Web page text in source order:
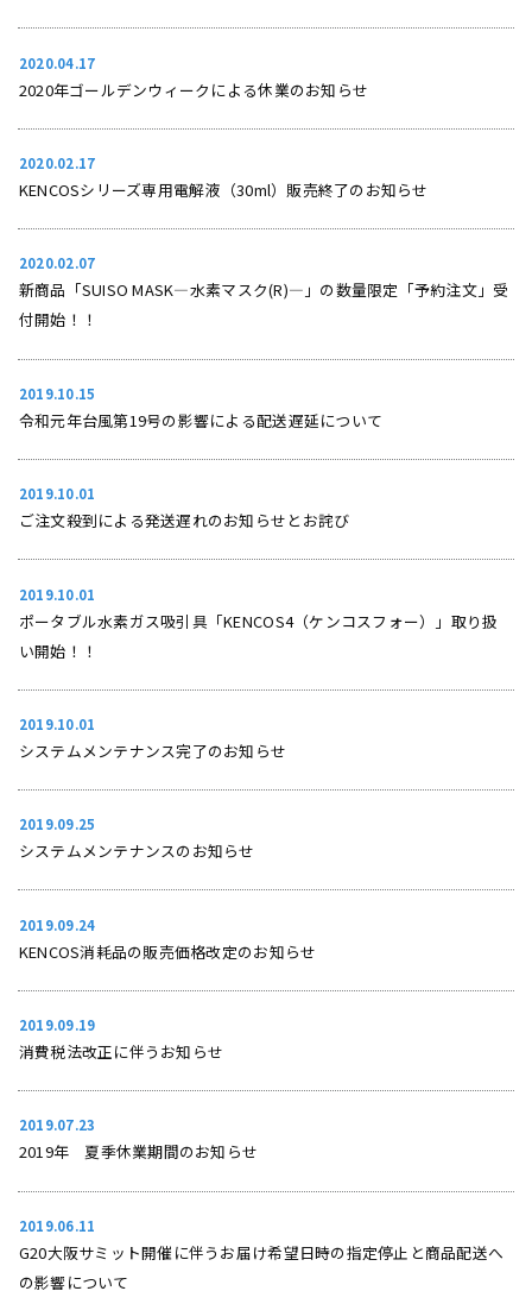
2020.04.17
2020年ゴールデンウィークによる休業のお知らせ
2020.02.17
KENCOSシリーズ専用電解液（30ml）販売終了のお知らせ
2020.02.07
新商品「SUISO MASK―水素マスク(R)―」の数量限定「予約注文」受
付開始！！
2019.10.15
令和元年台風第19号の影響による配送遅延について
2019.10.01
ご注文殺到による発送遅れのお知らせとお詫び
2019.10.01
ポータブル水素ガス吸引具「KENCOS4（ケンコスフォー）」取り扱
い開始！！
2019.10.01
システムメンテナンス完了のお知らせ
2019.09.25
システムメンテナンスのお知らせ
2019.09.24
KENCOS消耗品の販売価格改定のお知らせ
2019.09.19
消費税法改正に伴うお知らせ
2019.07.23
2019年 夏季休業期間のお知らせ
2019.06.11
G20大阪サミット開催に伴うお届け希望日時の指定停止と商品配送へ
の影響について